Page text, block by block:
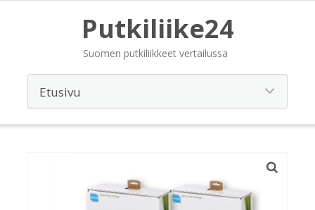
Putkiliike24
Suomen putkiliikkeet vertailussa